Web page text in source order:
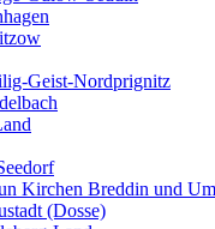
Geist-Nordprignitz
Kirchen Breddin und
(Dosse)